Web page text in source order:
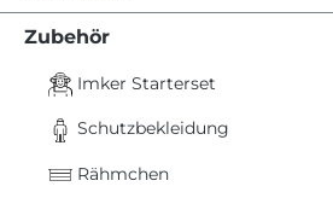
Zubehör
Imker Starterset
Schutzbekleidung
Rähmchen